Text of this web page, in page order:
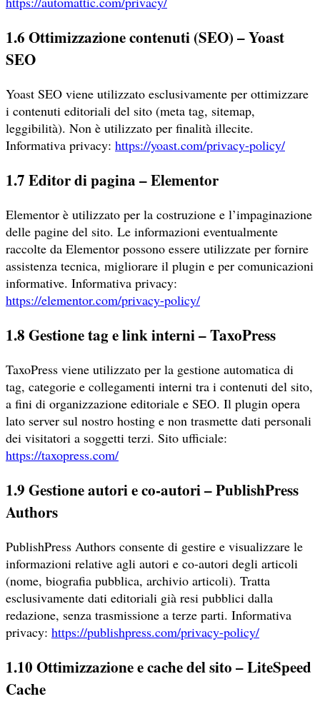
1.6 Ottimizzazione contenuti (SEO) – Yoast
SEO
Yoast SEO viene utilizzato esclusivamente per ottimizzare
i contenuti editoriali del sito (meta tag, sitemap,
leggibilità). Non è utilizzato per finalità illecite.
Informativa privacy: https://yoast.com/privacy-policy/
1.7 Editor di pagina – Elementor
Elementor è utilizzato per la costruzione e l’impaginazione
delle pagine del sito. Le informazioni eventualmente
raccolte da Elementor possono essere utilizzate per fornire
assistenza tecnica, migliorare il plugin e per comunicazioni
informative. Informativa privacy:
https://elementor.com/privacy-policy/
1.8 Gestione tag e link interni – TaxoPress
TaxoPress viene utilizzato per la gestione automatica di
tag, categorie e collegamenti interni tra i contenuti del sito,
a fini di organizzazione editoriale e SEO. Il plugin opera
lato server sul nostro hosting e non trasmette dati personali
dei visitatori a soggetti terzi. Sito ufficiale:
https://taxopress.com/
1.9 Gestione autori e co-autori – PublishPress
Authors
PublishPress Authors consente di gestire e visualizzare le
informazioni relative agli autori e co-autori degli articoli
(nome, biografia pubblica, archivio articoli). Tratta
esclusivamente dati editoriali già resi pubblici dalla
redazione, senza trasmissione a terze parti. Informativa
privacy: https://publishpress.com/privacy-policy/
1.10 Ottimizzazione e cache del sito – LiteSpeed
Cache